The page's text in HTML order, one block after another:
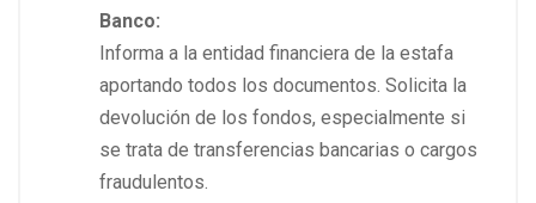
Banco:
Informa a la entidad financiera de la estafa
aportando todos los documentos. Solicita la
devolución de los fondos, especialmente si
se trata de transferencias bancarias o cargos
fraudulentos.